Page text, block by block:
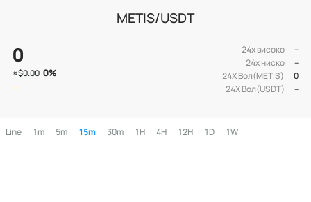
METIS/USDT
0
≈$0.00 0%
24х високо
--
24х ниско
--
24Х Вол(METIS)
0
24Х Вол(USDT)
--
Line 1m 5m 15m 30m 1H 4H 12H 1D 1W